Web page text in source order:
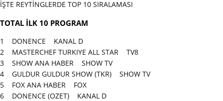
İŞTE REYTİNGLERDE TOP 10 SIRALAMASI
TOTAL İLK 10 PROGRAM
1 DONENCE KANAL D
2 MASTERCHEF TURKIYE ALL STAR TV8
3 SHOW ANA HABER SHOW TV
4 GULDUR GULDUR SHOW (TKR) SHOW TV
5 FOX ANA HABER FOX
6 DONENCE (OZET) KANAL D